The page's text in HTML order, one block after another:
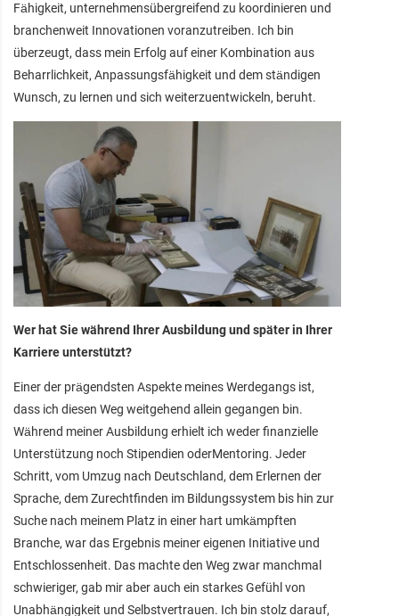
Fähigkeit, unternehmensübergreifend zu koordinieren und
branchenweit Innovationen voranzutreiben. Ich bin
überzeugt, dass mein Erfolg auf einer Kombination aus
Beharrlichkeit, Anpassungsfähigkeit und dem ständigen
Wunsch, zu lernen und sich weiterzuentwickeln, beruht.
Wer hat Sie während Ihrer Ausbildung und später in Ihrer
Karriere unterstützt?
Einer der prägendsten Aspekte meines Werdegangs ist,
dass ich diesen Weg weitgehend allein gegangen bin.
Während meiner Ausbildung erhielt ich weder finanzielle
Unterstützung noch Stipendien oderMentoring. Jeder
Schritt, vom Umzug nach Deutschland, dem Erlernen der
Sprache, dem Zurechtfinden im Bildungssystem bis hin zur
Suche nach meinem Platz in einer hart umkämpften
Branche, war das Ergebnis meiner eigenen Initiative und
Entschlossenheit. Das machte den Weg zwar manchmal
schwieriger, gab mir aber auch ein starkes Gefühl von
Unabhängigkeit und Selbstvertrauen. Ich bin stolz darauf,